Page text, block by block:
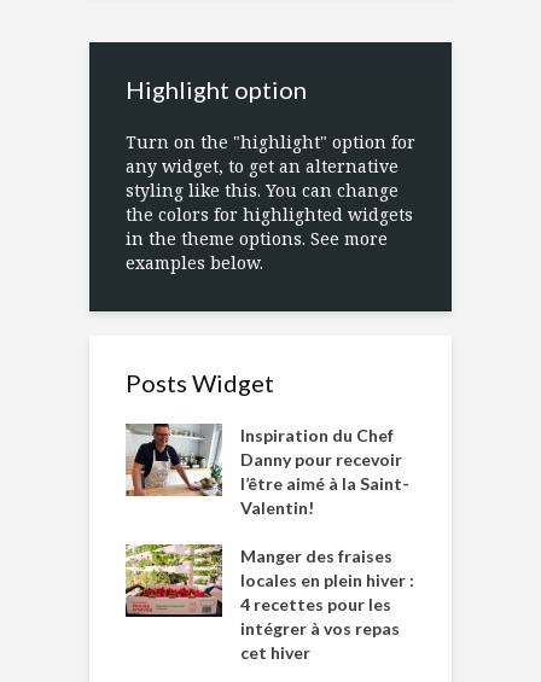
Highlight option
Turn on the "highlight" option for
any widget, to get an alternative
styling like this. You can change
the colors for highlighted widgets
in the theme options. See more
examples below.
Posts Widget
Inspiration du Chef
Danny pour recevoir
l’être aimé à la Saint-
Valentin!
Manger des fraises
locales en plein hiver :
4 recettes pour les
intégrer à vos repas
cet hiver